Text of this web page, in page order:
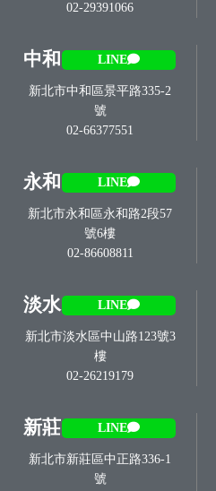
02-29391066
中和 LINE
新北市中和區景平路335-2
號
02-66377551
永和 LINE
新北市永和區永和路2段57
號6樓
02-86608811
淡水 LINE
新北市淡水區中山路123號3
樓
02-26219179
新莊 LINE
新北市新莊區中正路336-1
號